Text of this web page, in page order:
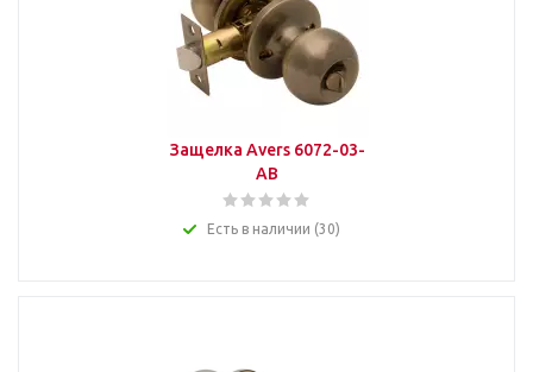
Защелка Avers 6072-03-
AВ
Есть в наличии (30)